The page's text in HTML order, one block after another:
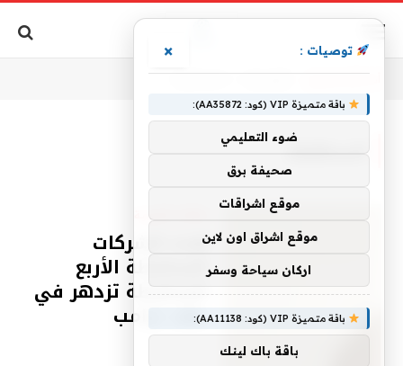
مقالات قانونية
هذه الشركات
المحافظة الأربع
المحافظة تزدهر في
عهد ترامب
توصيات : ×
باقة متميزة VIP (كود: AA35872):
ضوء التعليمي
صحيفة برق
موقع اشراقات
موقع اشراق اون لاين
اركان سياحة وسفر
باقة متميزة VIP (كود: AA11138):
باقة باك لينك